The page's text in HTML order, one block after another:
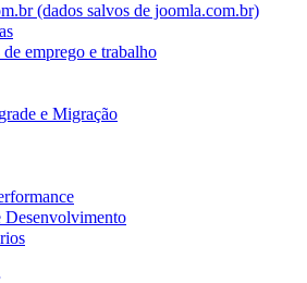
(dados salvos de joomla.com.br)
emprego e trabalho
e Migração